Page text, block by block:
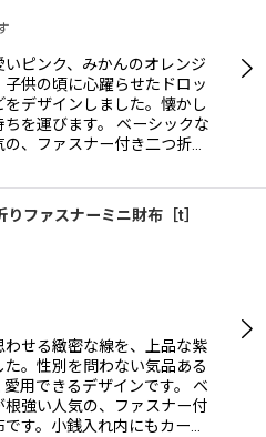
ピンク、みかんのオレンジ
子供の頃に心躍らせたドロッ
をデザインしました。懐かし
ちを運びます。 ベーシックな
、ファスナー付き二つ折…
ファスナーミニ財布［t］
わせる緻密な線を、上品な紫
た。性別を問わない気品ある
用できるデザインです。 ベ
根強い人気の、ファスナー付
です。小銭入れ内にもカー…